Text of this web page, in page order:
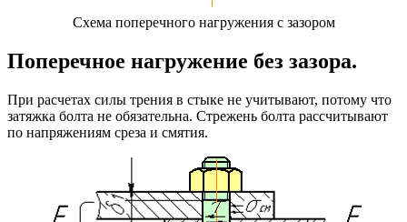
Схема поперечного нагружения с зазором
Поперечное нагружение без зазора.
При расчетах силы трения в стыке не учитывают, потому что
затяжка болта не обязательна. Стрежень болта рассчитывают
по напряжениям среза и смятия.